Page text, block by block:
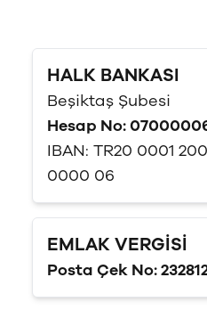
HALK BANKASI
Beşiktaş Şubesi
Hesap No:
IBAN: TR20 0001
0000 06
EMLAK VERGISI
Posta Çek No: